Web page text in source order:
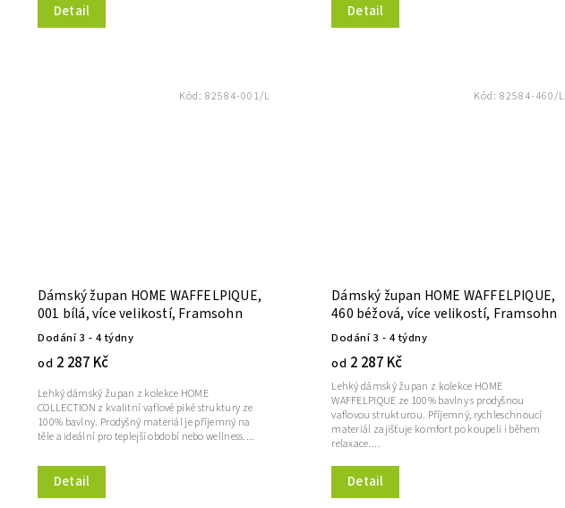
Detail Detail
Dámský župan HOME WAFFELPIQUE,
001 bílá, více velikostí, Framsohn
Dodání 3 - 4 týdny
od 2 287 Kč
Detail
Lehký dámský župan z kolekce HOME
COLLECTION z kvalitní vaflové piké struktury ze
100% bavlny. Prodyšný materiál je příjemný na
těle a ideální pro teplejší období nebo wellness....
Kód:82584-001/L
Dámský župan HOME WAFFELPIQUE,
460 béžová, více velikostí, Framsohn
Dodání 3 - 4 týdny
od 2 287 Kč
Detail
Lehký dámský župan z kolekce HOME
WAFFELPIQUE ze 100% bavlny s prodyšnou
vaflovou strukturou. Příjemný, rychleschnoucí
materiál zajišťuje komfort po koupeli i během
relaxace....
Kód: 82584-460/L